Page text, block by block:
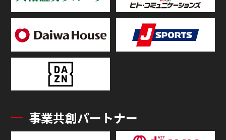
事業共創パートナー